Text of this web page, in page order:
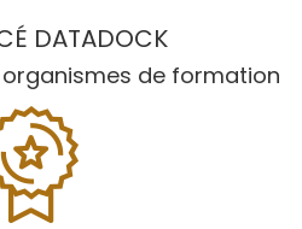
DATADOCK
de formation